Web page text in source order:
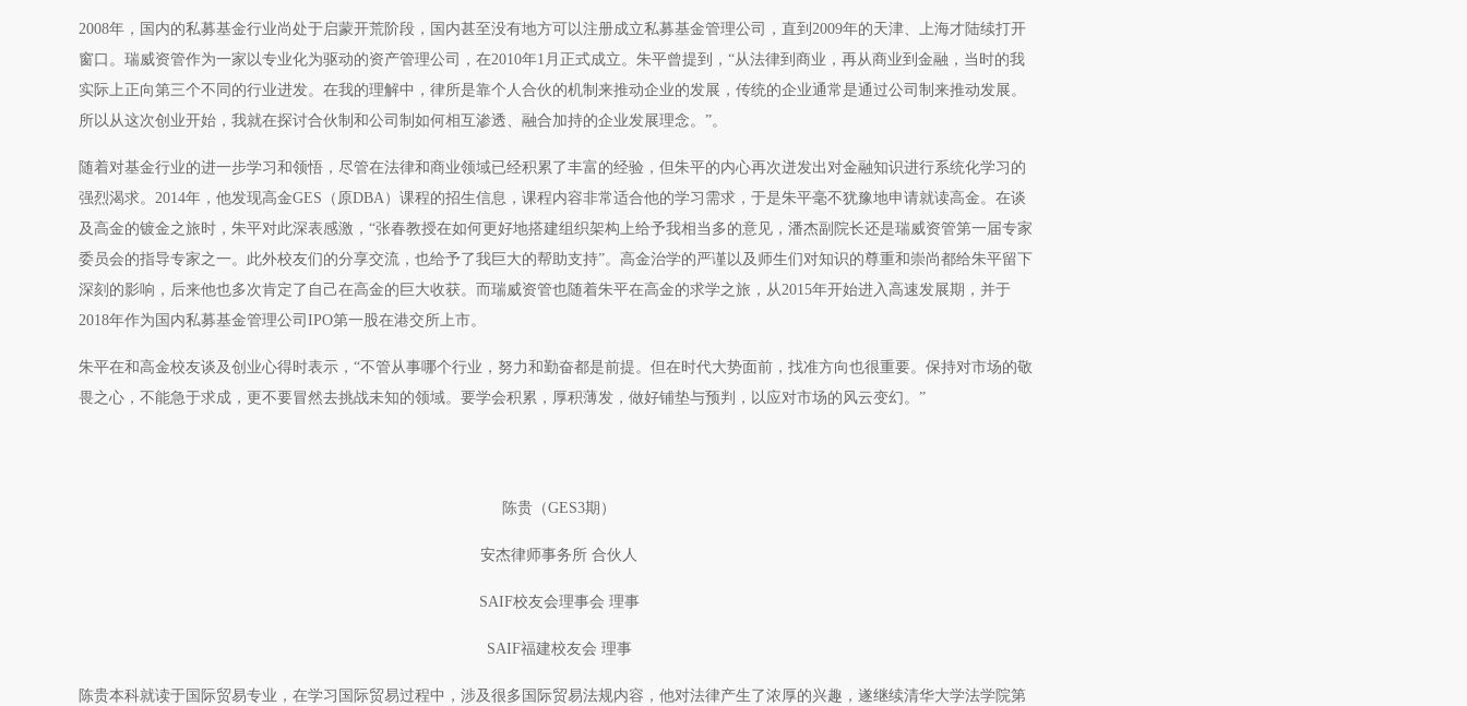
2008年，国内的私募基金行业尚处于启蒙开荒阶段，国内甚至没有地方可以注册成立私募基金管理公司，直到2009年的天津、上海才陆续打开
窗口。瑞威资管作为一家以专业化为驱动的资产管理公司，在2010年1月正式成立。朱平曾提到，“从法律到商业，再从商业到金融，当时的我
实际上正向第三个不同的行业进发。在我的理解中，律所是靠个人合伙的机制来推动企业的发展，传统的企业通常是通过公司制来推动发展。
所以从这次创业开始，我就在探讨合伙制和公司制如何相互渗透、融合加持的企业发展理念。”。
随着对基金行业的进一步学习和领悟，尽管在法律和商业领域已经积累了丰富的经验，但朱平的内心再次迸发出对金融知识进行系统化学习的
强烈渴求。2014年，他发现高金GES（原DBA）课程的招生信息，课程内容非常适合他的学习需求，于是朱平毫不犹豫地申请就读高金。在谈
及高金的镀金之旅时，朱平对此深表感激，“张春教授在如何更好地搭建组织架构上给予我相当多的意见，潘杰副院长还是瑞威资管第一届专家
委员会的指导专家之一。此外校友们的分享交流，也给予了我巨大的帮助支持”。高金治学的严谨以及师生们对知识的尊重和崇尚都给朱平留下
深刻的影响，后来他也多次肯定了自己在高金的巨大收获。而瑞威资管也随着朱平在高金的求学之旅，从2015年开始进入高速发展期，并于
2018年作为国内私募基金管理公司IPO第一股在港交所上市。
朱平在和高金校友谈及创业心得时表示，“不管从事哪个行业，努力和勤奋都是前提。但在时代大势面前，找准方向也很重要。保持对市场的敬
畏之心，不能急于求成，更不要冒然去挑战未知的领域。要学会积累，厚积薄发，做好铺垫与预判，以应对市场的风云变幻。”
陈贵（GES3期）
安杰律师事务所 合伙人
SAIF校友会理事会 理事
SAIF福建校友会 理事
陈贵本科就读于国际贸易专业，在学习国际贸易过程中，涉及很多国际贸易法规内容，他对法律产生了浓厚的兴趣，遂继续清华大学法学院第